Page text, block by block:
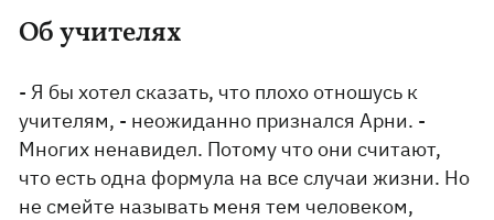
Об учителях
- Я бы хотел сказать, что плохо отношусь к
учителям, - неожиданно признался Арни. -
Многих ненавидел. Потому что они считают,
что есть одна формула на все случаи жизни. Но
не смейте называть меня тем человеком,